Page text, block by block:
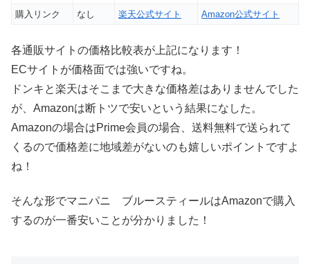
購入リンク
なし 楽天公式サイト Amazon公式サイト
各通販サイトの価格比較表が上記になります！
ECサイトが価格面では強いですね。
ドンキと楽天はそこまで大きな価格差はありませんでした
が、Amazonは断トツで安いという結果になした。
Amazonの場合はPrime会員の場合、送料無料で送られて
くるので価格差に地域差がないのも嬉しいポイントですよ
ね！
そんな形でマニパニ ブルースティールはAmazonで購入
するのが一番安いことが分かりました！